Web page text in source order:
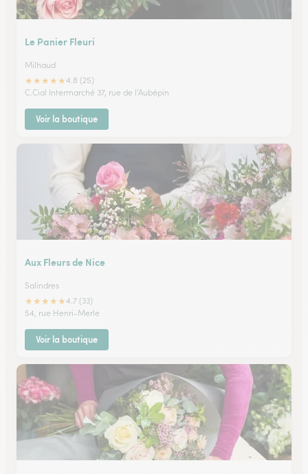
Le Panier Fleuri
Milhaud
★★★★★4.8 (25)
C.Cial Intermarché 37, rue de l'Aubépin
Voir la boutique
Aux Fleurs de Nice
Salindres
★★★★★4.7 (33)
54, rue Henri-Merle
Voir la boutique